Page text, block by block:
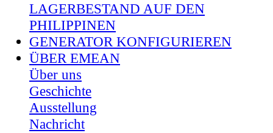
LAGERBESTAND AUF DEN
PHILIPPINEN
GENERATOR KONFIGURIEREN
ÜBER EMEAN
Über uns
Geschichte
Ausstellung
Nachricht